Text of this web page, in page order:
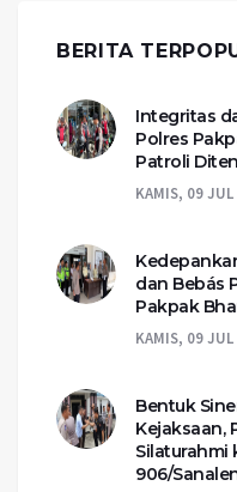
BERITA
Integritas
Polres
Patroli
KAMIS, 09
dan Bebás
Pakpak
KAMIS, 09
Bentuk
Kejaksaan,
Silaturahmi
906/